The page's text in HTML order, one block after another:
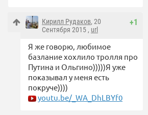
+1
Кирилл Рудаков, 20
Сентября 2015 , url
Я же говорю, любимое
базлание хохлило тролля про
Путина и Ольгино)))))Я уже
показывал у меня есть
покруче))))
youtu.be/_WA_DhLBYf0